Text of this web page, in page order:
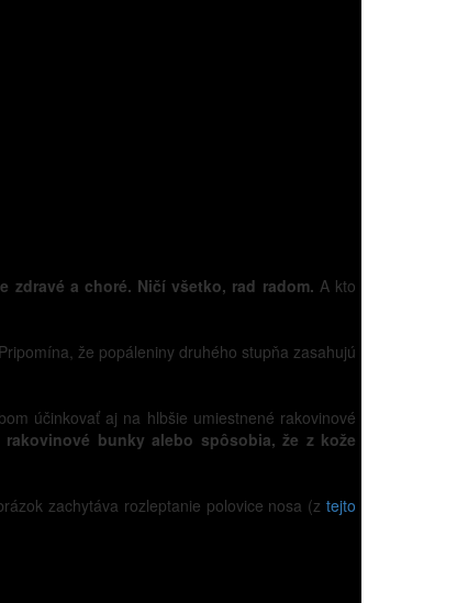
zdravé a choré. Ničí všetko, rad radom. A kto
že popáleniny druhého stupňa zasahujú
účinkovať aj na hlbšie umiestnené rakovinové
bunky alebo spôsobia, že z kože
zachytáva rozleptanie polovice nosa (z tejto